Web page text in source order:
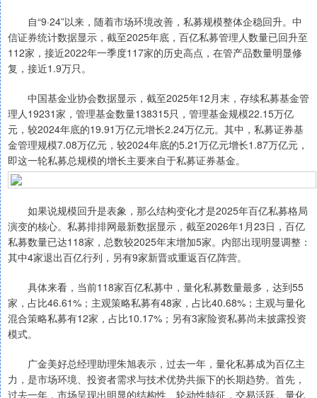
自“9·24”以来，随着市场环境改善，私募规模整体企稳回升。中
信证券统计数据显示，截至2025年底，百亿私募管理人数量已回升至
112家，接近2022年一季度117家的历史高点，在管产品数量明显修
复，接近1.9万只。
中国基金业协会数据显示，截至2025年12月末，存续私募基金管
理人19231家，管理基金数量138315只，管理基金规模22.15万亿
元，较2024年底的19.91万亿元增长2.24万亿元。其中，私募证券基
金管理规模7.08万亿元，较2024年底的5.21万亿元增长1.87万亿元，
即这一轮私募总规模的增长主要来自于私募证券基金。
如果说规模回升是表象，那么结构变化才是2025年百亿私募格局
演变的核心。私募排排网最新数据显示，截至2026年1月23日，百亿
私募数量已达118家，总数较2025年末增加5家。内部出现明显调整：
其中4家退出百亿行列，另有9家新晋或重返百亿阵营。
具体来看，当前118家百亿私募中，量化私募数量最多，达到55
家，占比46.61%；主观策略私募有48家，占比40.68%；主观与量化
混合策略私募有12家，占比10.17%；另有3家险资私募尚未披露投资
模式。
广金美好总经理助理朱旭表示，过去一年，量化私募成为百亿主
力，是市场环境、投资者需求与技术优势共振下的长期趋势。首先，
过去一年，市场呈现出明显的结构性、轮动性特征，交易活跃。量化